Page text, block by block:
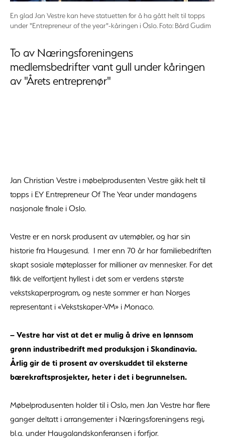
En glad Jan Vestre kan heve statuetten for å ha gått helt til topps
under "Entrepreneur of the year"-kåringen i Oslo. Foto: Bård Gudim
To av Næringsforeningens
medlemsbedrifter vant gull under kåringen
av "Årets entreprenør"
Jan Christian Vestre i møbelprodusenten Vestre gikk helt til
topps i EY Entrepreneur Of The Year under mandagens
nasjonale finale i Oslo.
Vestre er en norsk produsent av utemøbler, og har sin
historie fra Haugesund. I mer enn 70 år har familiebedriften
skapt sosiale møteplasser for millioner av mennesker. For det
fikk de velfortjent hyllest i det som er verdens største
vekstskaperprogram, og neste sommer er han Norges
representant i «Vekstskaper-VM» i Monaco.
– Vestre har vist at det er mulig å drive en lønnsom
grønn industribedrift med produksjon i Skandinavia.
Årlig gir de ti prosent av overskuddet til eksterne
bærekraftsprosjekter, heter i det i begrunnelsen.
Møbelprodusenten holder til i Oslo, men Jan Vestre har flere
ganger deltatt i arrangementer i Næringsforeningens regi,
bl.a. under Haugalandskonferansen i forfjor.